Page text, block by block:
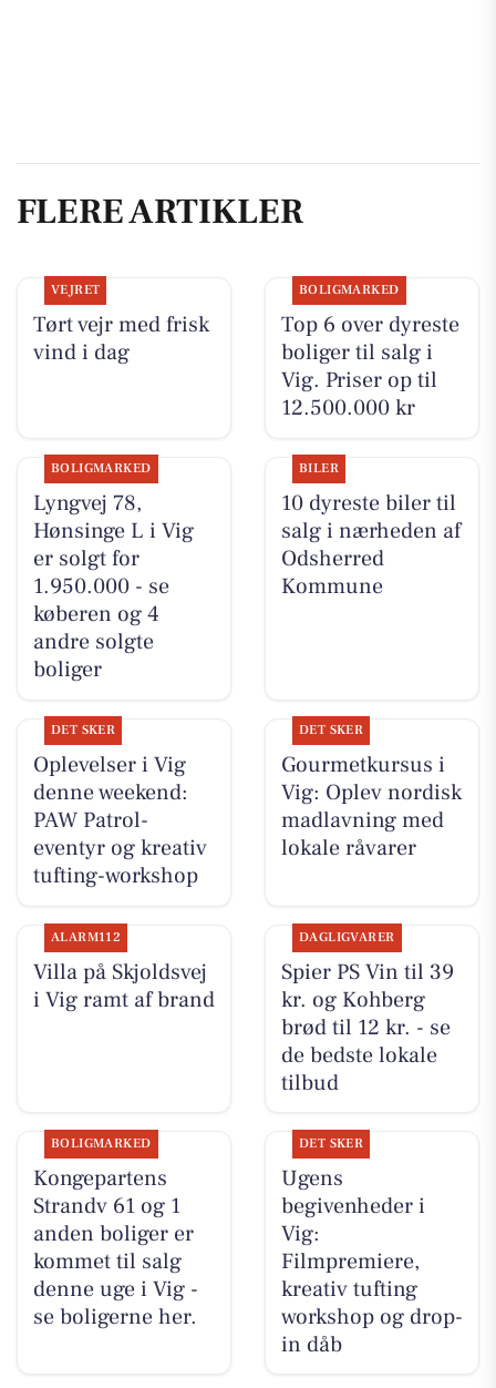
FLERE ARTIKLER
VEJRET
Tørt vejr med frisk
vind i dag
BOLIGMARKED
Top 6 over dyreste
boliger til salg i
Vig. Priser op til
12.500.000 kr
BOLIGMARKED
Lyngvej 78,
Hønsinge L i Vig
er solgt for
1.950.000 - se
køberen og 4
andre solgte
boliger
BILER
10 dyreste biler til
salg i nærheden af
Odsherred
Kommune
DET SKER
Oplevelser i Vig
denne weekend:
PAW Patrol-
eventyr og kreativ
tufting-workshop
DET SKER
Gourmetkursus i
Vig: Oplev nordisk
madlavning med
lokale råvarer
ALARM112
Villa på Skjoldsvej
i Vig ramt af brand
DAGLIGVARER
Spier PS Vin til 39
kr. og Kohberg
brød til 12 kr. - se
de bedste lokale
tilbud
BOLIGMARKED
Kongepartens
Strandv 61 og 1
anden boliger er
kommet til salg
denne uge i Vig -
se boligerne her.
DET SKER
Ugens
begivenheder i
Vig:
Filmpremiere,
kreativ tufting
workshop og drop-
in dåb